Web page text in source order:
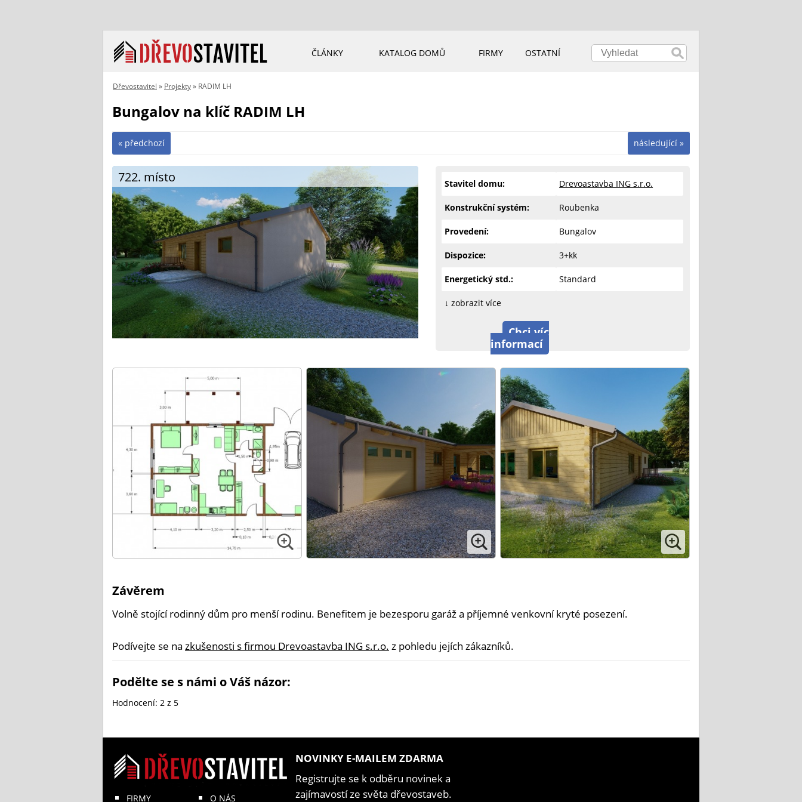
ČLÁNKY KATALOG DOMŮ FIRMY OSTATNÍ
Dřevostavitel » Projekty» RADIM LH
Bungalov na klíč RADIM LH
následující »
« předchozí
722. místo Stavitel domu: Drevoastavba ING s.r.o.
Konstrukční systém: Roubenka
Provedení: Bungalov
Dispozice: 3+kk
Energetický std.: Standard
↓ zobrazit více
Chci víc
informací
Závěrem
Volně stojící rodinný dům pro menší rodinu. Benefitem je bezesporu garáž a příjemné venkovní kryté posezení.
Podívejte se na zkušenosti s firmou Drevoastavba ING s.r.o. z pohledu jejích zákazníků.
Podělte se s námi o Váš názor:
Hodnocení: 2 z 5
FIRMY O NÁS
NOVINKY E-MAILEM ZDARMA
Registrujte se k odběru novinek a
zajímavostí ze světa dřevostaveb.